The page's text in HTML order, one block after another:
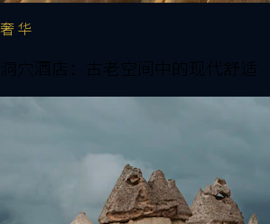
奢华
洞穴酒店：古老空间中的现代舒适